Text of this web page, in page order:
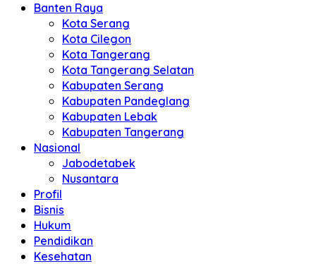
Banten Raya
Kota Serang
Kota Cilegon
Kota Tangerang
Kota Tangerang Selatan
Kabupaten Serang
Kabupaten Pandeglang
Kabupaten Lebak
Kabupaten Tangerang
Nasional
Jabodetabek
Nusantara
Profil
Bisnis
Hukum
Pendidikan
Kesehatan